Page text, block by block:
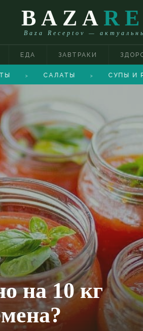
BAZA
Baza Receptov —
ЕДА ЗАВТРАКИ
САЛАТЫ СУПЫ И РАГУ
на 10 кг